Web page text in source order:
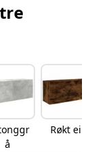
å
Røkt eik